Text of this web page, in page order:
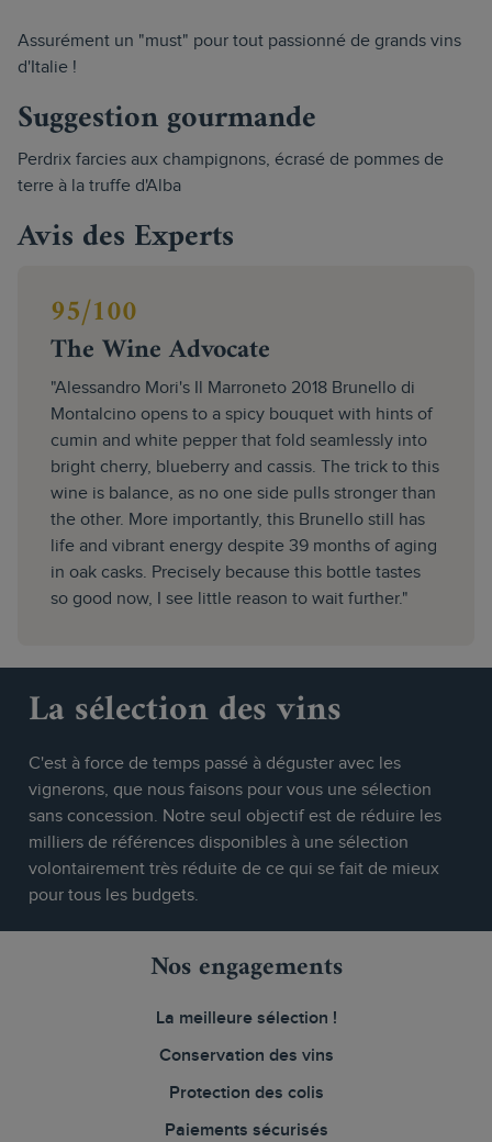
Assurément un "must" pour tout passionné de grands vins
d'Italie !
Suggestion gourmande
Perdrix farcies aux champignons, écrasé de pommes de
terre à la truffe d'Alba
Avis des Experts
95/100
The Wine Advocate
"Alessandro Mori's Il Marroneto 2018 Brunello di
Montalcino opens to a spicy bouquet with hints of
cumin and white pepper that fold seamlessly into
bright cherry, blueberry and cassis. The trick to this
wine is balance, as no one side pulls stronger than
the other. More importantly, this Brunello still has
life and vibrant energy despite 39 months of aging
in oak casks. Precisely because this bottle tastes
so good now, I see little reason to wait further."
La sélection des vins
C'est à force de temps passé à déguster avec les
vignerons, que nous faisons pour vous une sélection
sans concession. Notre seul objectif est de réduire les
milliers de références disponibles à une sélection
volontairement très réduite de ce qui se fait de mieux
pour tous les budgets.
Nos engagements
La meilleure sélection !
Conservation des vins
Protection des colis
Paiements sécurisés